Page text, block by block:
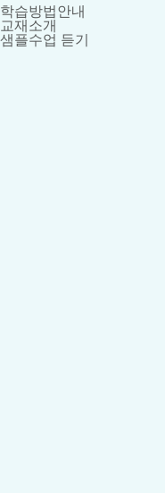
학습방법안내
교재소개
샘플수업 듣기